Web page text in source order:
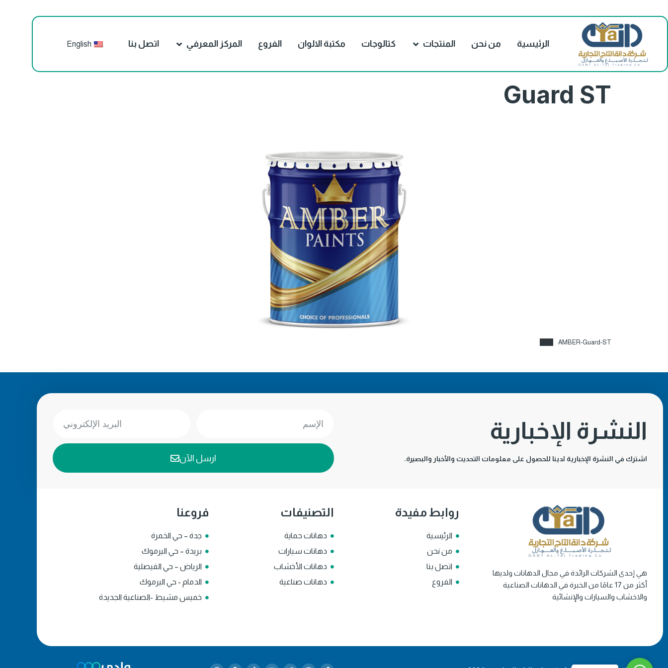
الرئيسية من نحن المنتجات كتالوجات مكتبة الالوان الفروع المركز المعرفي اتصل بنا English
Guard ST
AMBER-Guard-ST
النشرة الإخبارية
اشترك في النشرة الإخبارية لدينا للحصول على معلومات التحديث والأخبار والبصيرة. ارسل الآن
هي إحدى الشركات الرائدة في مجال الدهانات ولديها
أكثر من 17 عامًا من الخبرة في الدهانات الصناعية
والاخشاب والسيارات والإنشائية
روابط مفيدة
الرئيسية
من نحن
اتصل بنا
الفروع
التصنيفات
دهانات حماية
دهانات سيارات
دهانات الأخشاب
دهانات صناعية
فروعنا
جدة – حي الخمرة
بريدة – حي اليرموك
الرياض – حي الفيصلية
الدمام - حي اليرموك
خميس مشيط -الصناعية الجديدة